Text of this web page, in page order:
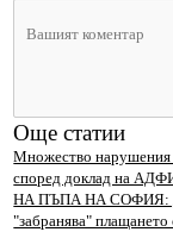
Още статии
Множество нарушения
според доклад на
НА ПЪПА НА СОФИЯ:
"забранява" плащането